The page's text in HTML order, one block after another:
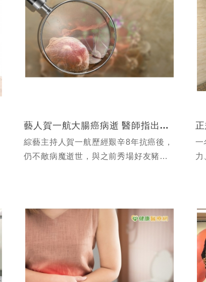
藝人賀一航大腸癌病逝 醫師指出癌友3大迷思
綜藝主持人賀一航歷經艱辛8年抗癌後，
仍不敵病魔逝世，與之前秀場好友豬哥
肺，...
一
力